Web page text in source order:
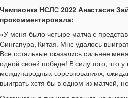
Чемпионка НСЛС 2022 Анастасия
прокомментировала:
«У меня было четыре матча с
Сингапура, Китая. Мне удалось
Все остальные оказались сильнее
одной своей победе! В силу того, что у
международных соревнованиях,
выиграть хотя бы в одном из матчей,